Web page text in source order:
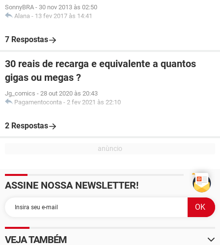
SonnyBRA - 30 nov 2013 às 02:50
Alana - 13 fev 2017 às 14:41
7 Respostas
30 reais de recarga e equivalente a quantos
gigas ou megas ?
Jg_comics - 28 out 2020 às 20:43
Pagamentoconta - 2 fev 2021 às 22:10
2 Respostas
ASSINE NOSSA NEWSLETTER!
VEJA TAMBÉM